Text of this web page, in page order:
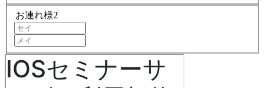
お連れ様2